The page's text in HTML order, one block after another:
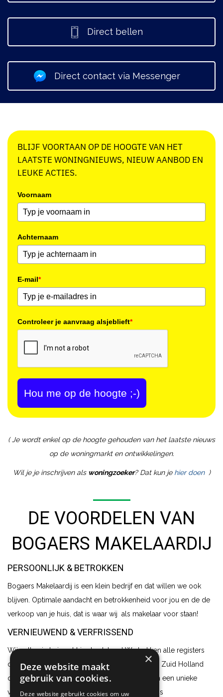
Direct bellen
Direct contact via Messenger
BLIJF VOORTAAN OP DE HOOGTE VAN HET
LAATSTE WONINGNIEUWS, NIEUW AANBOD EN
LEUKE ACTIES.
Voornaam
Achternaam
E-mail*
Controleer je aanvraag alsjeblieft*
Hou me op de hoogte ;-)
( Je wordt enkel op de hoogte gehouden van het laatste nieuws
op de woningmarkt en ontwikkelingen.
Wil je je inschrijven als woningzoeker? Dat kun je hier doen )
DE VOORDELEN VAN
BOGAERS MAKELAARDIJ
PERSOONLIJK & BETROKKEN
Bogaers Makelaardij is een klein bedrijf en dat willen we ook
blijven. Optimale aandacht en betrokkenheid voor jou en de de
verkoop van je huis, dat is waar wij als makelaar voor staan!
VERNIEUWEND & VERFRISSEND
Wij zetten je huis echt in de etalage! We trekken alle registers
open om jouw huis in West / Midden Brabant - Zuid Holland
optimaal te presenteren. Professionele foto’s en een unieke
video van je huis is maken onderdeel uit van ons
×
Deze website maakt
gebruik van cookies.
Deze website gebruikt cookies om uw